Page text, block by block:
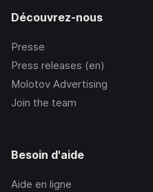
Découvrez-nous
Presse
Press releases (en)
Molotov Advertising
Join the team
Besoin d'aide
Aide en ligne